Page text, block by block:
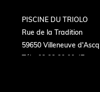
PISCINE DU TRIOLO
Rue de la Tradition
59650 Villeneuve d'Ascq
Tél. : 03 28 80 00 47